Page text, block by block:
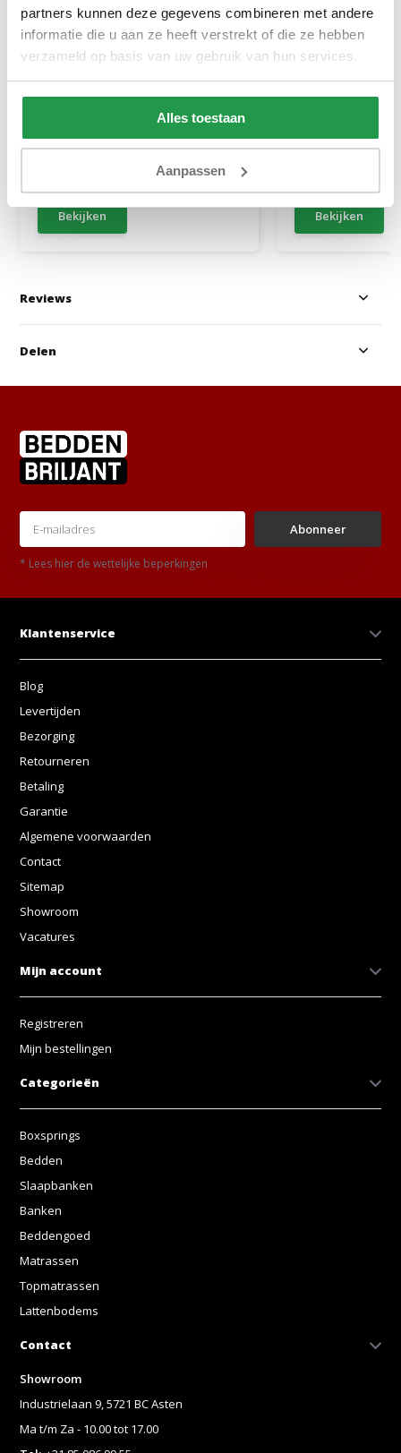
partners kunnen deze gegevens combineren met andere
informatie die u aan ze heeft verstrekt of die ze hebben
verzameld op basis van uw gebruik van hun services.
Alles toestaan
Aanpassen
Elektrische Boxspring Delux -
Bekijken
Boxspring
Bekijken
Reviews
Delen
Abonneer
* Lees hier de wettelijke beperkingen
Klantenservice
Blog
Levertijden
Bezorging
Retourneren
Betaling
Garantie
Algemene voorwaarden
Contact
Sitemap
Showroom
Vacatures
Mijn account
Registreren
Mijn bestellingen
Categorieën
Boxsprings
Bedden
Slaapbanken
Banken
Beddengoed
Matrassen
Topmatrassen
Lattenbodems
Contact
Showroom
Industrielaan 9, 5721 BC Asten
Ma t/m Za - 10.00 tot 17.00